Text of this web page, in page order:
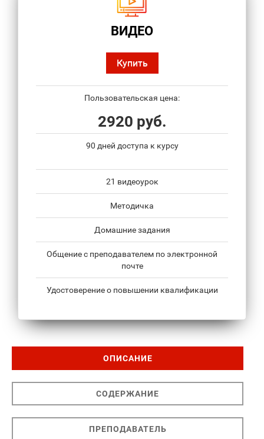
ВИДЕО
Купить
Пользовательская цена:
2920 руб.
90 дней доступа к курсу
21 видеоурок
Методичка
Домашние задания
Общение с преподавателем по электронной
почте
Удостоверение о повышении квалификации
ОПИСАНИЕ
СОДЕРЖАНИЕ
ПРЕПОДАВАТЕЛЬ